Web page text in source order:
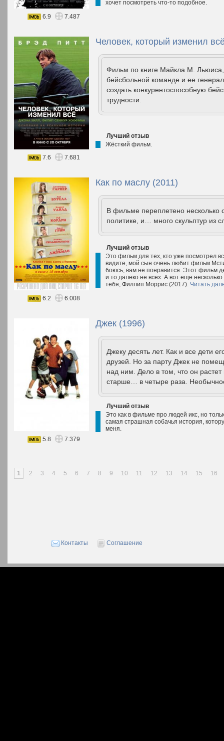
хочет посмотреть что-то подобное.
6.9
7.487
Человек, который изменил
Фильм по книге Майкла M.
бейсбольной команде и ее
создать конкурентоспособную
трудности.
Лучший отзыв
Жёсткий фильм.
7.6
7.681
Как по маслу (2011)
В фильме переплетено
политике, и… много скульптур из
Лучший отзыв
Это фильм для тех, кто уже посмотрел
видите, мой сын очень любит фильм
боюсь, вам не понравится. Этот фильм
и то далеко не всех. А вот еще
тебя, Филлип Моррис (2017). Читать
6.2
6.008
Джек (1996)
Джеку десять лет. Как и все дети
друзей. Но за парту Джек не
над ним. Дело в том, что он
старше… в четыре раза.
Лучший отзыв
Это как в фильме про людей икс, но
самая страшная собачья история,
меня.
5.8
7.379
1 2 3 4 5 6 7 8 9 10 11 12 13 14 15 16
Контакты Соглашение